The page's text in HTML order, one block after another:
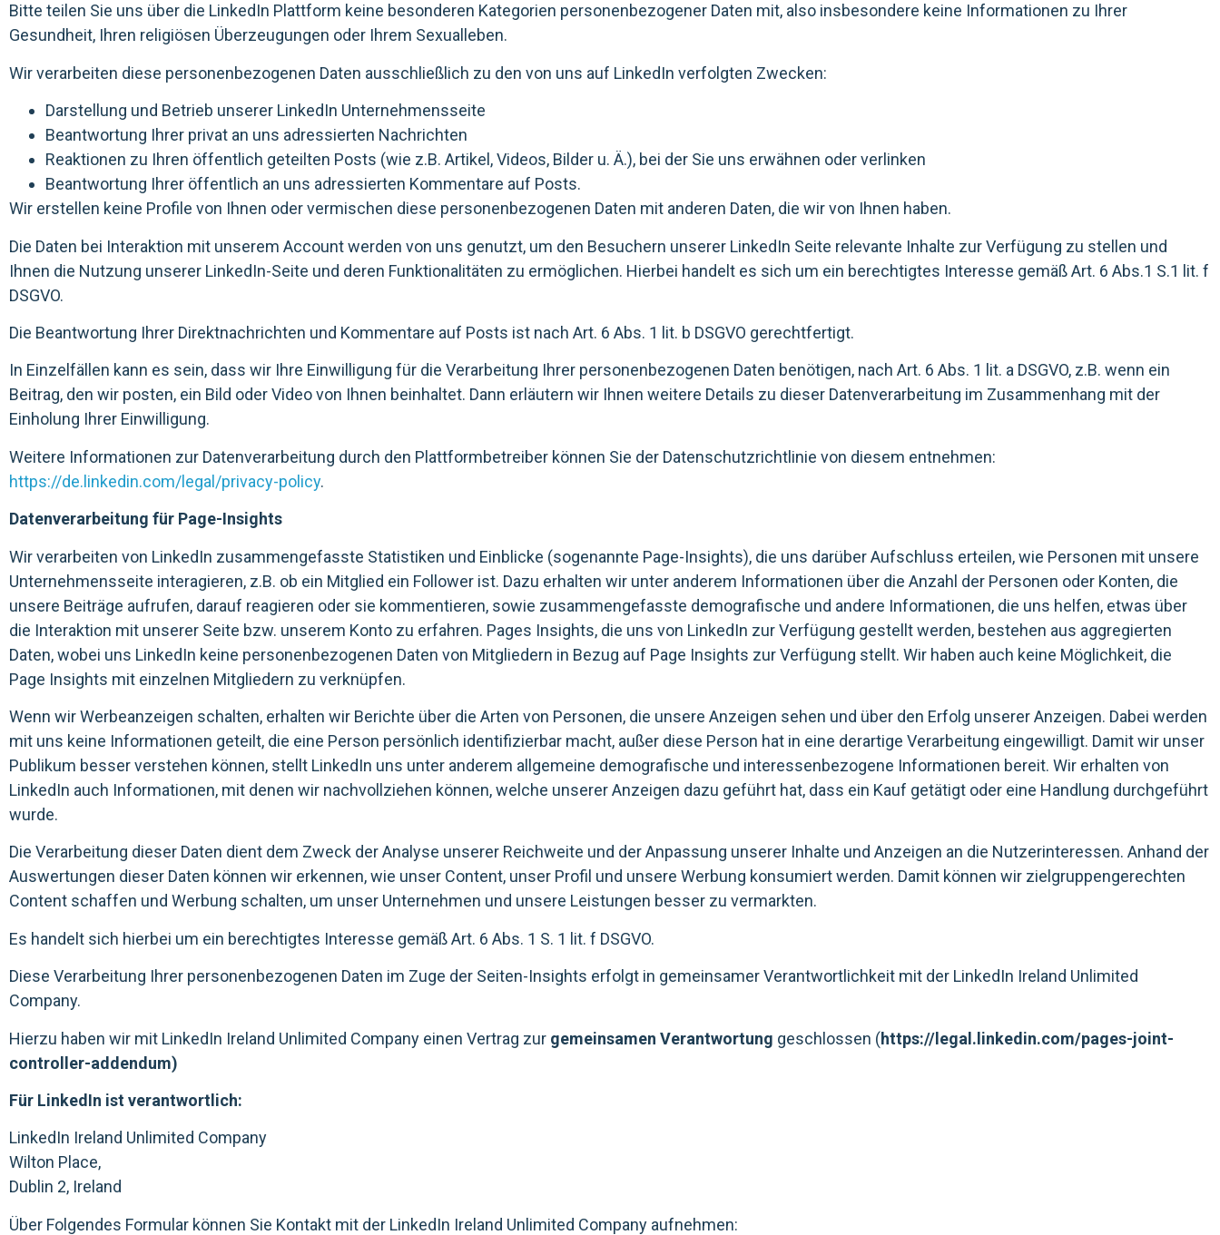
Bitte teilen Sie uns über die LinkedIn Plattform keine besonderen Kategorien personenbezogener Daten mit, also insbesondere keine Informationen zu Ihrer
Gesundheit, Ihren religiösen Überzeugungen oder Ihrem Sexualleben.
Wir verarbeiten diese personenbezogenen Daten ausschließlich zu den von uns auf LinkedIn verfolgten Zwecken:
Darstellung und Betrieb unserer LinkedIn Unternehmensseite
Beantwortung Ihrer privat an uns adressierten Nachrichten
Reaktionen zu Ihren öffentlich geteilten Posts (wie z.B. Artikel, Videos, Bilder u. Ä.), bei der Sie uns erwähnen oder verlinken
Beantwortung Ihrer öffentlich an uns adressierten Kommentare auf Posts.
Wir erstellen keine Profile von Ihnen oder vermischen diese personenbezogenen Daten mit anderen Daten, die wir von Ihnen haben.
Die Daten bei Interaktion mit unserem Account werden von uns genutzt, um den Besuchern unserer LinkedIn Seite relevante Inhalte zur Verfügung zu stellen und
Ihnen die Nutzung unserer LinkedIn-Seite und deren Funktionalitäten zu ermöglichen. Hierbei handelt es sich um ein berechtigtes Interesse gemäß Art. 6 Abs.1 S.1 lit. f
DSGVO.
Die Beantwortung Ihrer Direktnachrichten und Kommentare auf Posts ist nach Art. 6 Abs. 1 lit. b DSGVO gerechtfertigt.
In Einzelfällen kann es sein, dass wir Ihre Einwilligung für die Verarbeitung Ihrer personenbezogenen Daten benötigen, nach Art. 6 Abs. 1 lit. a DSGVO, z.B. wenn ein
Beitrag, den wir posten, ein Bild oder Video von Ihnen beinhaltet. Dann erläutern wir Ihnen weitere Details zu dieser Datenverarbeitung im Zusammenhang mit der
Einholung Ihrer Einwilligung.
Weitere Informationen zur Datenverarbeitung durch den Plattformbetreiber können Sie der Datenschutzrichtlinie von diesem entnehmen:
https://de.linkedin.com/legal/privacy-policy.
Datenverarbeitung für Page-Insights
Wir verarbeiten von LinkedIn zusammengefasste Statistiken und Einblicke (sogenannte Page-Insights), die uns darüber Aufschluss erteilen, wie Personen mit unsere
Unternehmensseite interagieren, z.B. ob ein Mitglied ein Follower ist. Dazu erhalten wir unter anderem Informationen über die Anzahl der Personen oder Konten, die
unsere Beiträge aufrufen, darauf reagieren oder sie kommentieren, sowie zusammengefasste demografische und andere Informationen, die uns helfen, etwas über
die Interaktion mit unserer Seite bzw. unserem Konto zu erfahren. Pages Insights, die uns von LinkedIn zur Verfügung gestellt werden, bestehen aus aggregierten
Daten, wobei uns LinkedIn keine personenbezogenen Daten von Mitgliedern in Bezug auf Page Insights zur Verfügung stellt. Wir haben auch keine Möglichkeit, die
Page Insights mit einzelnen Mitgliedern zu verknüpfen.
Wenn wir Werbeanzeigen schalten, erhalten wir Berichte über die Arten von Personen, die unsere Anzeigen sehen und über den Erfolg unserer Anzeigen. Dabei werden
mit uns keine Informationen geteilt, die eine Person persönlich identifizierbar macht, außer diese Person hat in eine derartige Verarbeitung eingewilligt. Damit wir unser
Publikum besser verstehen können, stellt LinkedIn uns unter anderem allgemeine demografische und interessenbezogene Informationen bereit. Wir erhalten von
LinkedIn auch Informationen, mit denen wir nachvollziehen können, welche unserer Anzeigen dazu geführt hat, dass ein Kauf getätigt oder eine Handlung durchgeführt
wurde.
Die Verarbeitung dieser Daten dient dem Zweck der Analyse unserer Reichweite und der Anpassung unserer Inhalte und Anzeigen an die Nutzerinteressen. Anhand der
Auswertungen dieser Daten können wir erkennen, wie unser Content, unser Profil und unsere Werbung konsumiert werden. Damit können wir zielgruppengerechten
Content schaffen und Werbung schalten, um unser Unternehmen und unsere Leistungen besser zu vermarkten.
Es handelt sich hierbei um ein berechtigtes Interesse gemäß Art. 6 Abs. 1 S. 1 lit. f DSGVO.
Diese Verarbeitung Ihrer personenbezogenen Daten im Zuge der Seiten-Insights erfolgt in gemeinsamer Verantwortlichkeit mit der LinkedIn Ireland Unlimited
Company.
Hierzu haben wir mit LinkedIn Ireland Unlimited Company einen Vertrag zur gemeinsamen Verantwortung geschlossen (https://legal.linkedin.com/pages-joint-
controller-addendum)
Für LinkedIn ist verantwortlich:
LinkedIn Ireland Unlimited Company
Wilton Place,
Dublin 2, Ireland
Über Folgendes Formular können Sie Kontakt mit der LinkedIn Ireland Unlimited Company aufnehmen: